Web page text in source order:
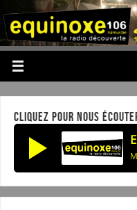
CLIQUEZ POUR NOUS